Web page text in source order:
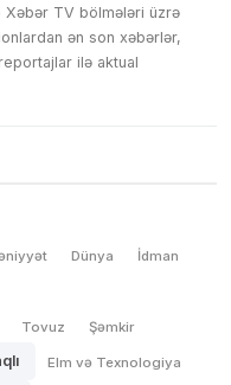
Xəbər TV bölmələri üzrə
ən son xəbərlər,
ilə aktual
Dünya İdman
Tovuz Şəmkir
Elm və Texnologiya